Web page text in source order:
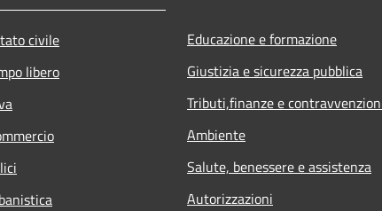
civile
libero
Educazione e formazione
Giustizia e sicurezza pubblica
Tributi,finanze e
Ambiente
Salute, benessere e assistenza
Autorizzazioni